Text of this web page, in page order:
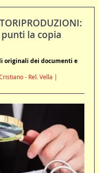
la copia
originali dei documenti e
- Rel. Vella |